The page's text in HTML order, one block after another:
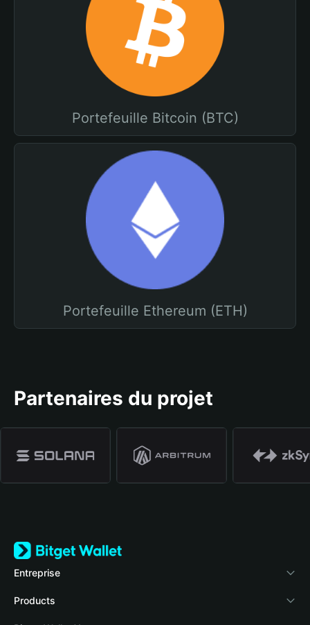
Portefeuille Bitcoin (BTC)
Portefeuille Ethereum (ETH)
Partenaires du projet
Entreprise
À propos de Bitget Wallet
Products